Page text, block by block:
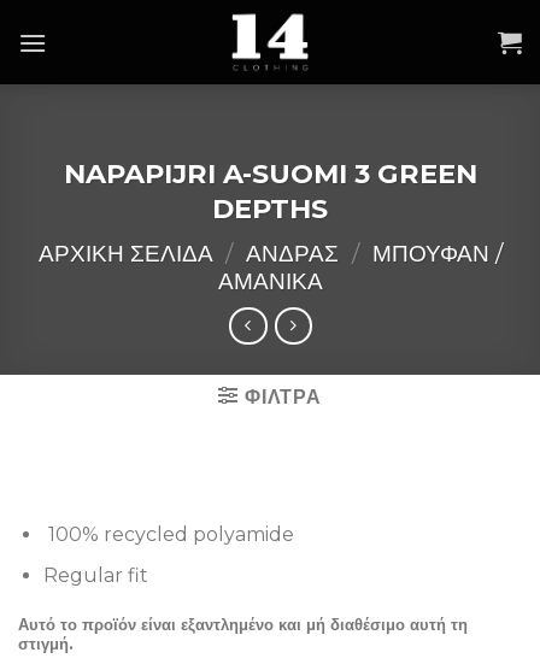
NAPAPIJRI A-SUOMI 3 GREEN
DEPTHS
ΑΡΧΙΚΉ ΣΕΛΊΔΑ / ΑΝΔΡΑΣ / ΜΠΟΥΦΑΝ /
ΑΜΑΝΙΚΑ
ΦΙΛΤΡΑ
100% recycled polyamide
Regular fit
Αυτό το προϊόν είναι εξαντλημένο και μή διαθέσιμο αυτή τη
στιγμή.